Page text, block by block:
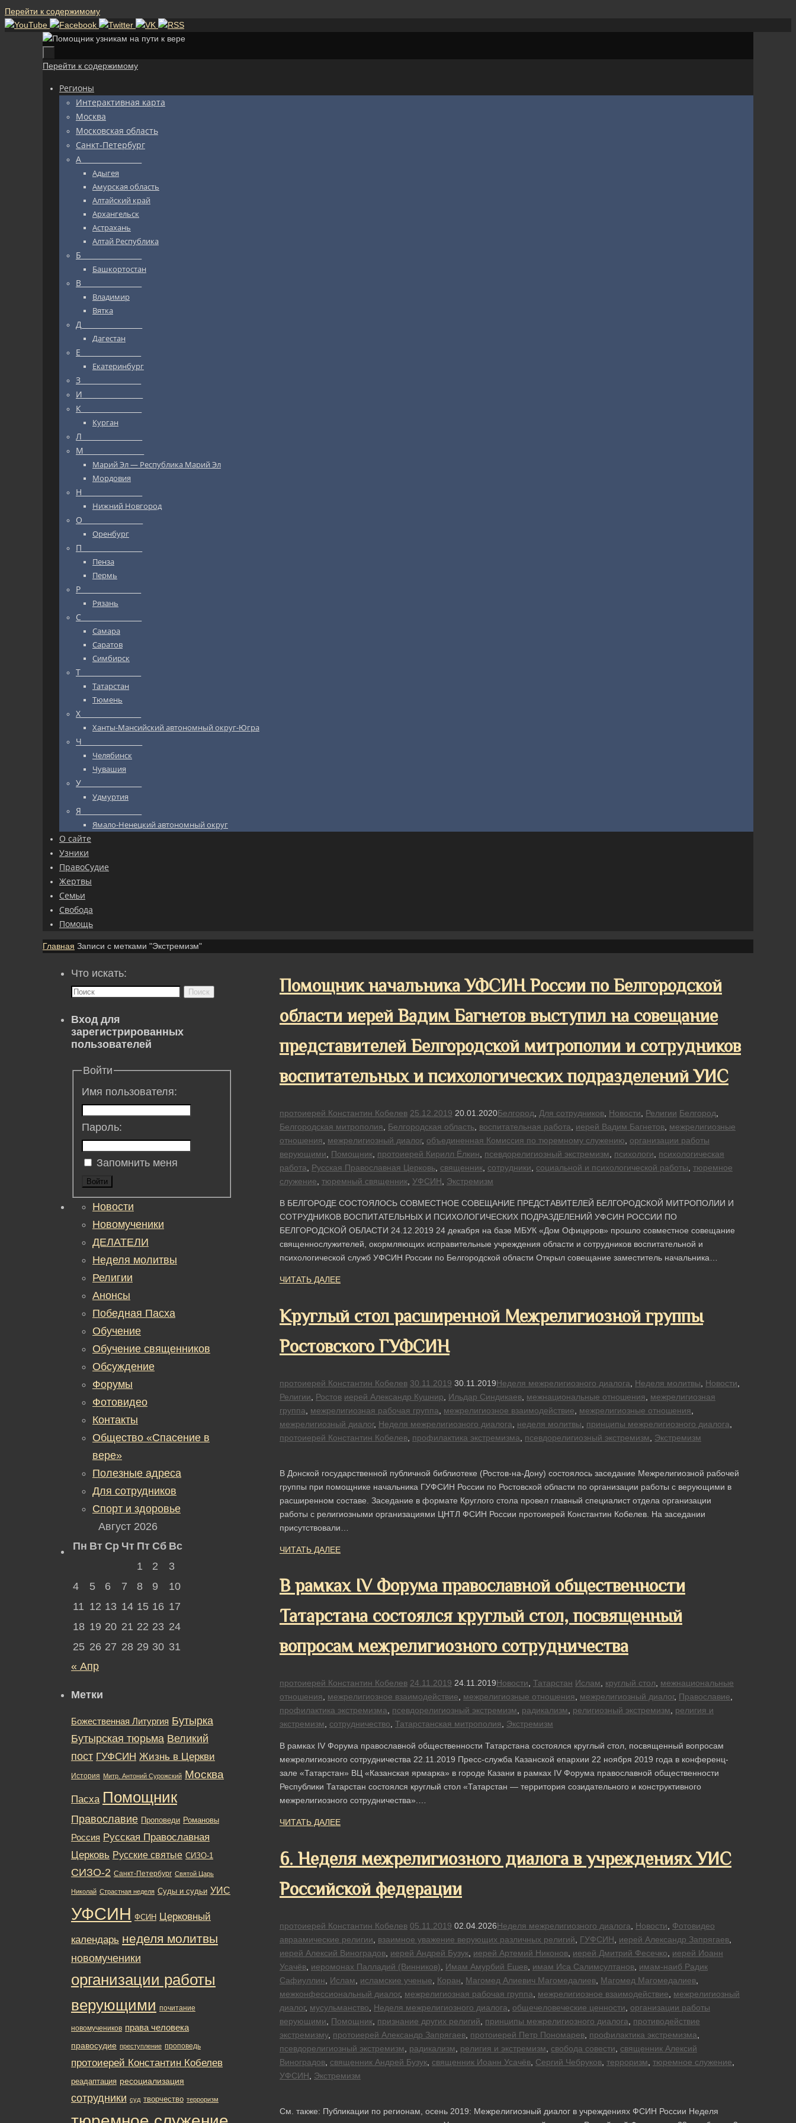
Перейти к содержимому
Перейти к содержимому
Регионы
Интерактивная карта
Москва
Московская область
Санкт-Петербург
А_________________
Адыгея
Амурская область
Алтайский край
Архангельск
Астрахань
Алтай Республика
Б_________________
Башкортостан
В_________________
Владимир
Вятка
Д_________________
Дагестан
Е_________________
Екатеринбург
З_________________
И_________________
К_________________
Курган
Л_________________
М_________________
Марий Эл — Республика Марий Эл
Мордовия
Н_________________
Нижний Новгород
О_________________
Оренбург
П_________________
Пенза
Пермь
Р_________________
Рязань
С_________________
Самара
Саратов
Симбирск
Т_________________
Татарстан
Тюмень
Х_________________
Ханты-Мансийский автономный округ-Югра
Ч_________________
Челябинск
Чувашия
У_________________
Удмуртия
Я_________________
Ямало-Ненецкий автономный округ
О сайте
Узники
ПравоСудие
Жертвы
Семьи
Свобода
Помощь
Главная Записи с метками "Экстремизм"
Помощник начальника УФСИН России по Белгородской
области иерей Вадим Багнетов выступил на совещание
представителей Белгородской митрополии и сотрудников
воспитательных и психологических подразделений УИС
протоиерей Константин Кобелев 25.12.2019 20.01.2020Белгород Для сотрудников Новости Религии Белгород
Белгородская митрополия
Белгородская область воспитательная работа иерей Вадим Багнетов межрелигиозные
отношения
межрелигиозный диалог, объединенная Комиссия по тюремному служению
организации работы
верующими
Помощник протоиерей Кирилл Ёлкин псевдорелигиозный экстремизм психологи
психологическая
работа
Русская Православная Церковь священник сотрудники социальной и психологической работы тюремное
служение тюремный священник УФСИН Экстремизм
В БЕЛГОРОДЕ СОСТОЯЛОСЬ СОВМЕСТНОЕ СОВЕЩАНИЕ ПРЕДСТАВИТЕЛЕЙ БЕЛГОРОДСКОЙ МИТРОПОЛИИ И
СОТРУДНИКОВ ВОСПИТАТЕЛЬНЫХ И ПСИХОЛОГИЧЕСКИХ ПОДРАЗДЕЛЕНИЙ УФСИН РОССИИ ПО
БЕЛГОРОДСКОЙ ОБЛАСТИ 24.12.2019 24 декабря на базе МБУК «Дом Офицеров» прошло совместное совещание
священнослужителей, окормляющих исправительные учреждения области и сотрудников воспитательной и
психологической служб УФСИН России по Белгородской области Открыл совещание заместитель начальника…
ЧИТАТЬ ДАЛЕЕ
Круглый стол расширенной Межрелигиозной группы
Ростовского ГУФСИН
протоиерей Константин Кобелев 30.11.2019 30.11.2019Неделя межрелигиозного диалога Неделя молитвы Новости
Религии
Ростов иерей Александр Кушнир Ильдар Синдикаев межнациональные отношения
межрелигиозная
группа
межрелигиозная рабочая группа межрелигиозное взаимодействие межрелигиозные отношения
межрелигиозный диалог, Неделя межрелигиозного диалога неделя молитвы принципы межрелигиозного диалога
протоиерей Константин Кобелев профилактика экстремизма псевдорелигиозный экстремизм Экстремизм
В Донской государственной публичной библиотеке (Ростов-на-Дону) состоялось заседание Межрелигиозной рабочей
группы при помощнике начальника ГУФСИН России по Ростовской области по организации работы с верующими в
расширенном составе. Заседание в формате Круглого стола провел главный специалист отдела организации
работы с религиозными организациями ЦНТЛ ФСИН России протоиерей Константин Кобелев. На заседании
присутствовали…
ЧИТАТЬ ДАЛЕЕ
В рамках IV Форума православной общественности
Татарстана состоялся круглый стол, посвященный
вопросам межрелигиозного сотрудничества
протоиерей Константин Кобелев 24.11.2019 24.11.2019Новости, Татарстан Ислам, круглый стол, межнациональные
отношения, межрелигиозное взаимодействие, межрелигиозные отношения, межрелигиозный диалог, Православие,
профилактика экстремизма, псевдорелигиозный экстремизм, радикализм, религиозный экстремизм, религия и
экстремизм, сотрудничество, Татарстанская митрополия, Экстремизм
В рамках IV Форума православной общественности Татарстана состоялся круглый стол, посвященный вопросам
межрелигиозного сотрудничества 22.11.2019 Пресс-служба Казанской епархии 22 ноября 2019 года в конференц-
зале «Татарстан» ВЦ «Казанская ярмарка» в городе Казани в рамках IV Форума православной общественности
Республики Татарстан состоялся круглый стол «Татарстан — территория созидательного и конструктивного
межрелигиозного сотрудничества».…
ЧИТАТЬ ДАЛЕЕ
6. Неделя межрелигиозного диалога в учреждениях УИС
Российской федерации
протоиерей Константин Кобелев 05.11.2019 02.04.2026Неделя межрелигиозного диалога Новости
Фотовидео
авраамические религии
взаимное уважение верующих различных религий ГУФСИН иерей Александр Запрягаев
иерей Алексий Виноградов иерей Андрей Бузук иерей Артемий Никонов иерей Дмитрий Фесечко
иерей Иоанн
Усачёв иеромонах Палладий (Винников) Имам Амурбий Ешев имам Иса Салимсултанов имам-наиб Радик
Сафиуллин
Ислам исламские ученые Коран Магомед Алиевич Магомедалиев Магомед Магомедалиев
межконфессиональный диалог, межрелигиозная рабочая группа межрелигиозное взаимодействие
межрелигиозный
диалог, мусульманство Неделя межрелигиозного диалога общечеловеческие ценности
организации работы
верующими
Помощник признание других религий принципы межрелигиозного диалога
противодействие
экстремизму, протоиерей Александр Запрягаев протоиерей Петр Пономарев профилактика экстремизма
псевдорелигиозный экстремизм
радикализм религия и экстремизм свобода совести
священник Алексий
Виноградов священник Андрей Бузук священник Иоанн Усачёв Сергий Чебруков терроризм тюремное служение
УФСИН
Экстремизм
См. также: Публикации по регионам, осень 2019: Межрелигиозный диалог в учреждениях ФСИН России Неделя
Что искать:
Поиск
Вход для
зарегистрированных
пользователей
Войти
Имя пользователя:
Пароль:
Запомнить меня
Войти
Новости
Новомученики
ДЕЛАТЕЛИ
Неделя молитвы
Религии
Анонсы
Победная Пасха
Обучение
Обучение священников
Обсуждение
Форумы
Фотовидео
Контакты
Общество «Спасение в
вере»
Полезные адреса
Для сотрудников
Спорт и здоровье
Август 2026
Пн Вт Ср Чт Пт Сб Вс
1
2
3
4
5 6 7 8 9
10
11 12 13 14 15 16 17
18 19 20 21 22 23 24
25 26 27 28 29 30 31
« Апр
Метки
Божественная Литургия Бутырка
Бутырская тюрьма Великий
пост ГУФСИН Жизнь в Церкви
История Митр. Антоний Сурожский Москва
Пасха Помощник
Православие Проповеди Романовы
Россия Русская Православная
Церковь Русские святые СИЗО-1
СИЗО-2 Санкт-Петербург Святой Царь
Николай Страстная неделя Суды и судьи УИС
УФСИН ФСИН Церковный
календарь неделя молитвы
новомученики
организации работы
верующими почитание
новомучеников права человека
правосудие преступление проповедь
протоиерей Константин Кобелев
реадаптация ресоциализация
сотрудники суд творчество терроризм